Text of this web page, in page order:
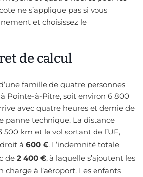
ne s’applique pas si vous
et choisissez le
de calcul
famille de quatre personnes
Pointe-à-Pitre, soit environ 6 800
avec quatre heures et demie de
panne technique. La distance
km et le vol sortant de l’UE,
à 600 €. L’indemnité totale
de 2 400 €, à laquelle s’ajoutent les
charge à l’aéroport. Les enfants